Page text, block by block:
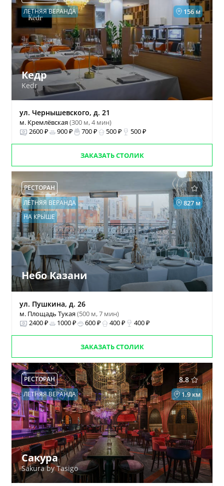
156 м
ЛЕТНЯЯ ВЕРАНДА
Кедр
Kedr
ул. Чернышевского, д. 21
м. Кремлёвская(300 м, 4 мин)
2600 ₽
900 ₽ 700 ₽ 500 ₽ 500 ₽
ЗАКАЗАТЬ СТОЛИК
РЕСТОРАН
827 м
ЛЕТНЯЯ ВЕРАНДА
НА КРЫШЕ
Небо Казани
ул. Пушкина, д. 26
м. Площадь Тукая(500 м, 7 мин)
2400 ₽
1000 ₽ 600 ₽ 400 ₽ 400 ₽
ЗАКАЗАТЬ СТОЛИК
8.8
РЕСТОРАН
1.9 км
ЛЕТНЯЯ ВЕРАНДА
Сакура
Sakura by Tasigo